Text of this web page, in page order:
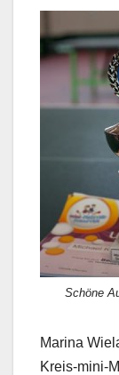
Schöne
Marina
Kreis-mini-